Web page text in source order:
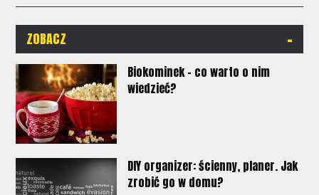
ZOBACZ -
Biokominek – co warto o nim
wiedzieć?
DIY organizer: ścienny, planer. Jak
zrobić go w domu?